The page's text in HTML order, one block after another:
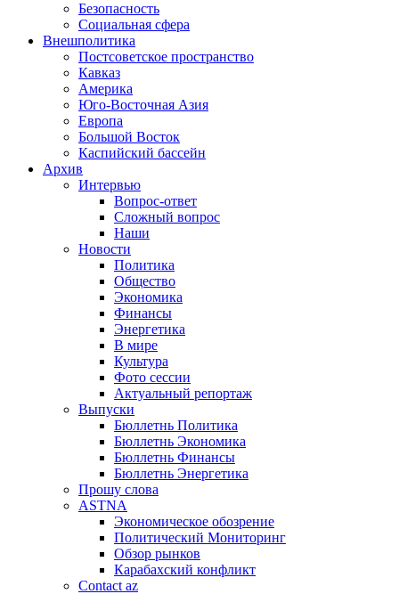
Безопасность
Социальная сфера
Внешполитика
Постсоветское пространство
Кавказ
Америка
Юго-Восточная Азия
Европа
Большой Восток
Каспийский бассейн
Архив
Интервью
Вопрос-ответ
Сложный вопрос
Наши
Новости
Политика
Общество
Экономика
Финансы
Энергетика
В мире
Культура
Фото сессии
Актуальный репортаж
Выпуски
Бюллетнь Политика
Бюллетнь Экономика
Бюллетнь Финансы
Бюллетнь Энергетика
Прошу слова
ASTNA
Экономическое обозрение
Политический Мониторинг
Обзор рынков
Карабахский конфликт
Contact az